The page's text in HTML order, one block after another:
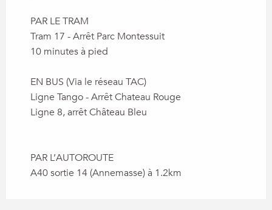
PAR LE TRAM
Tram 17 - Arrêt Parc Montessuit
10 minutes à pied
EN BUS (Via le réseau TAC)
Ligne Tango - Arrêt Chateau Rouge
Ligne 8, arrêt Château Bleu
PAR L’AUTOROUTE
A40 sortie 14 (Annemasse) à 1.2km